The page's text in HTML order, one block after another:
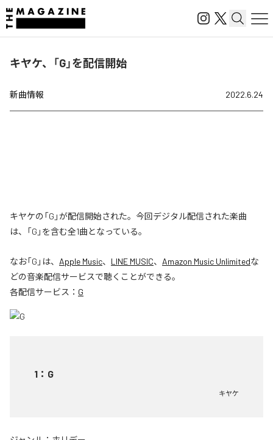
キヤケ、「G」を配信開始
新曲情報 2022.6.24
キヤケの「G」が配信開始された。今回デジタル配信された楽曲
は、「G」を含む全1曲となっている。
なお「G 」は、 Apple Music、 LINE MUSIC、 Amazon Music Unlimitedな
どの音楽配信サービスで聴くことができる。
各配信サービス： G
1 ： G
キヤケ